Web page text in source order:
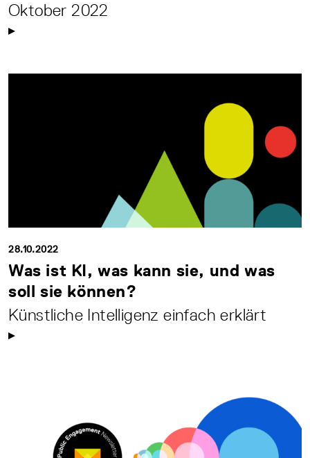
Oktober 2022
28.10.2022
Was ist KI, was kann sie, und was
soll sie können?
Künstliche Intelligenz einfach erklärt